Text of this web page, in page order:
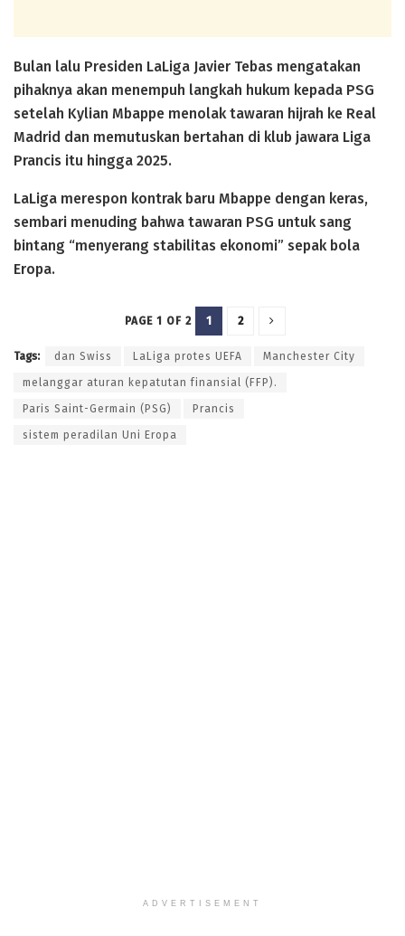
Bulan lalu Presiden LaLiga Javier Tebas mengatakan
pihaknya akan menempuh langkah hukum kepada PSG
setelah Kylian Mbappe menolak tawaran hijrah ke Real
Madrid dan memutuskan bertahan di klub jawara Liga
Prancis itu hingga 2025.
LaLiga merespon kontrak baru Mbappe dengan keras,
sembari menuding bahwa tawaran PSG untuk sang
bintang “menyerang stabilitas ekonomi” sepak bola
Eropa.
PAGE 1 OF 2 1 2
Tags: dan Swiss LaLiga protes UEFA Manchester City
melanggar aturan kepatutan finansial (FFP).
Paris Saint-Germain (PSG) Prancis
sistem peradilan Uni Eropa
ADVERTISEMENT